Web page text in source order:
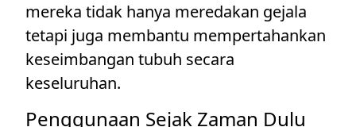
mereka tidak hanya meredakan gejala
tetapi juga membantu mempertahankan
keseimbangan tubuh secara
keseluruhan.
Penggunaan Sejak Zaman Dulu